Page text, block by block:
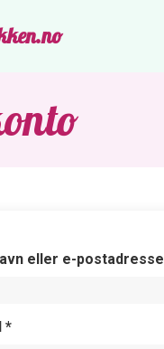
eller e-postadresse
*Påkrevd